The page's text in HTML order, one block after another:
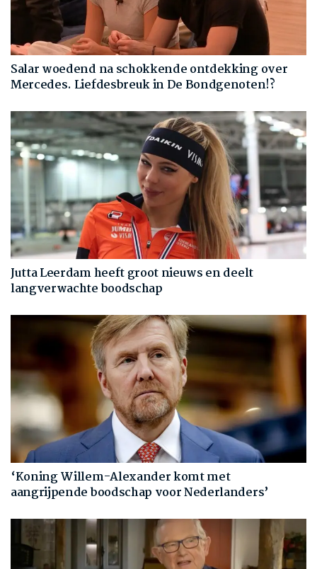
Salar woedend na schokkende ontdekking over
Mercedes. Liefdesbreuk in De Bondgenoten!?
Jutta Leerdam heeft groot nieuws en deelt
langverwachte boodschap
‘Koning Willem-Alexander komt met
aangrijpende boodschap voor Nederlanders’